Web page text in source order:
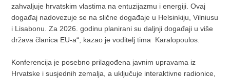
zahvaljuje hrvatskim vlastima na entuzijazmu i energiji. Ovaj
događaj nadovezuje se na slične događaje u Helsinkiju, Vilniusu
i Lisabonu. Za 2026. godinu planirani su daljnji događaji u više
država članica EU-a“, kazao je voditelj tima Karalopoulos.
Konferencija je posebno prilagođena javnim upravama iz
Hrvatske i susjednih zemalja, a uključuje interaktivne radionice,